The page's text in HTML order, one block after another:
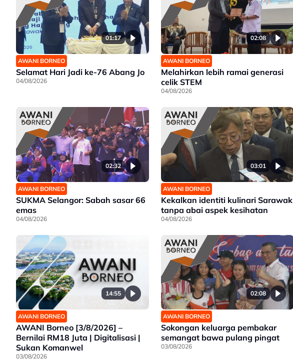
01:17
AWANI BORNEO
Selamat Hari Jadi ke-76 Abang Jo
04/08/2026
02:08
AWANI BORNEO
Melahirkan lebih ramai generasi
celik STEM
04/08/2026
02:32
AWANI BORNEO
SUKMA Selangor: Sabah sasar 66
emas
04/08/2026
03:01
AWANI BORNEO
Kekalkan identiti kulinari Sarawak
tanpa abai aspek kesihatan
04/08/2026
14:55
AWANI BORNEO
AWANI Borneo [3/8/2026] –
Bernilai RM18 Juta | Digitalisasi |
Sukan Komanwel
03/08/2026
02:08
AWANI BORNEO
Sokongan keluarga pembakar
semangat bawa pulang pingat
03/08/2026